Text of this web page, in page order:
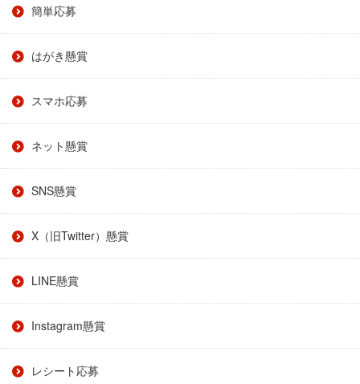
簡単応募
はがき懸賞
スマホ応募
ネット懸賞
SNS懸賞
X（旧Twitter）懸賞
LINE懸賞
Instagram懸賞
レシート応募